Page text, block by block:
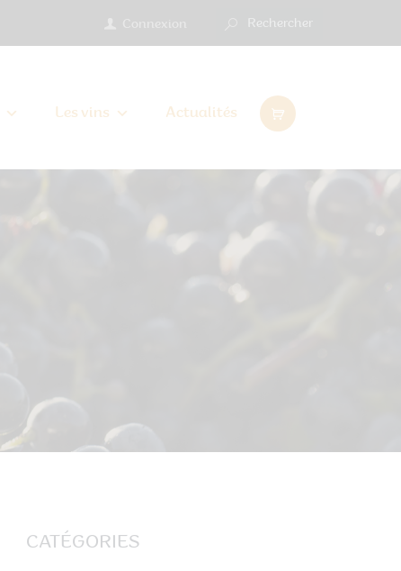
Les vins Actualités
CATÉGORIES